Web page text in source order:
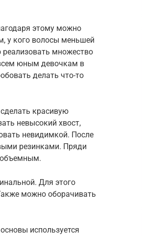
этому можно
у кого волосы меньшей
множество
юным девочкам в
делать что-то
красивую
невысокий хвост,
невидимкой. После
резинками. Пряди
объемным.
Для этого
можно оборачивать
используется